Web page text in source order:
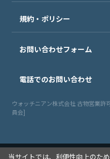
規約・ポリシー
お問い合わせフォーム
電話でのお問い合わせ
ウォッチニアン株式会社 古物営業
員会]
当サイトでは、利便性向上のた